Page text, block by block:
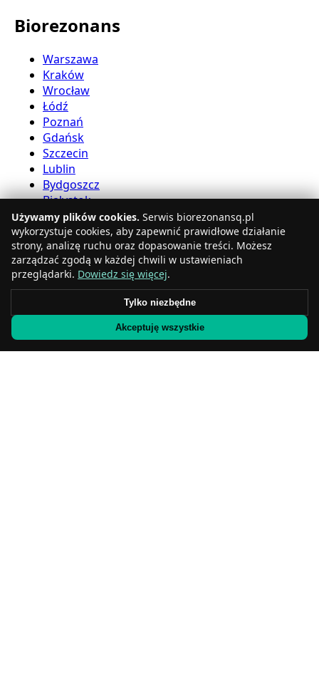
Biorezonans
Warszawa
Kraków
Wrocław
Łódź
Poznań
Gdańsk
Szczecin
Lublin
Bydgoszcz
Białystok
Usługi bioreznansu
Katowice
Gdynia
Radom
Używamy plików cookies. Serwis biorezonansq.pl
wykorzystuje cookies, aby zapewnić prawidłowe działanie
strony, analizę ruchu oraz dopasowanie treści. Możesz
zarządzać zgodą w każdej chwili w ustawieniach
przeglądarki. Dowiedz się więcej.
Tylko niezbędne
Akceptuję wszystkie